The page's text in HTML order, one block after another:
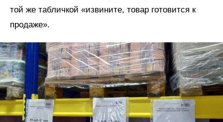
той же табличкой «извините, товар готовится к
продаже».